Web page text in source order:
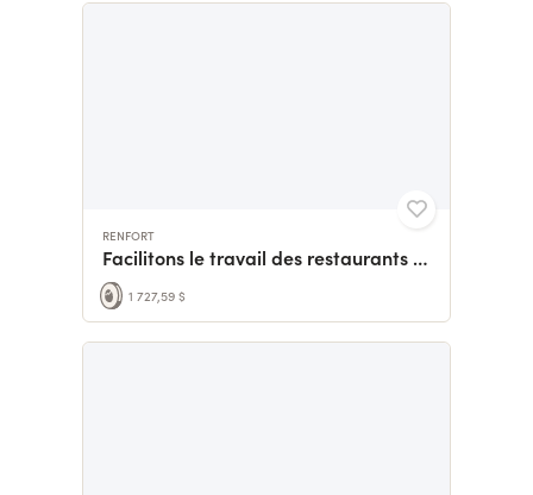
RENFORT
Facilitons le travail des restaurants et des serveurs
1 727,59 $